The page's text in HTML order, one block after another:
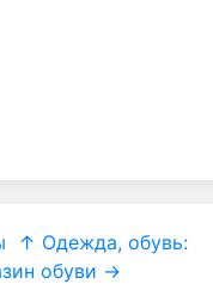
↑ Одежда, обувь:
обуви →